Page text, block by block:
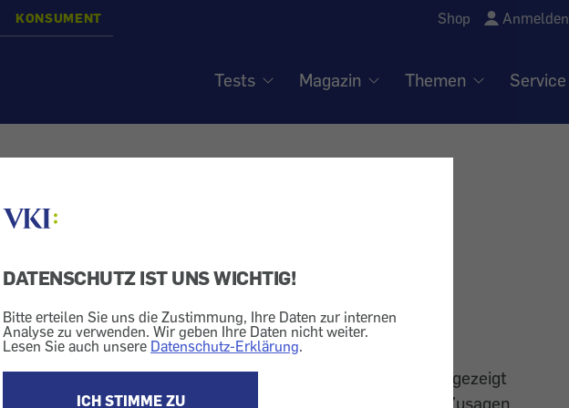
DATENSCHUTZ IST UNS WICHTIG!
Bitte erteilen Sie uns die Zustimmung, Ihre Daten zur internen
Analyse zu verwenden. Wir geben Ihre Daten nicht weiter.
Lesen Sie auch unsere Datenschutz-Erklärung.
ICH STIMME ZU
KONSUMENT Shop Anmelden
Tests Magazin Themen Service
Whirlpool - Ersatzteil
Bad
bitten wir Unternehmen, die besonderes Entgegenkommen gezeigt
Ansprüche (Gewährleistung) oder vertragliche Zusagen